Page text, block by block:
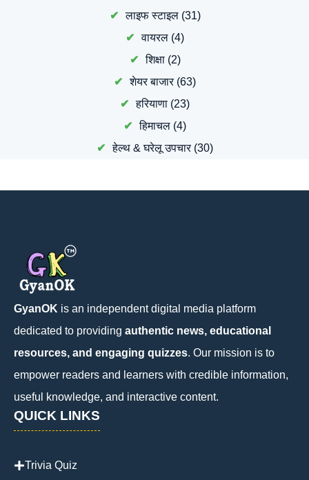
लाइफ स्टाइल(31)
वायरल (4)
शिक्षा(2)
शेयर बाजार(63)
हरियाणा (23)
हिमाचल (4)
हेल्थ & घरेलू उपचार(30)
GyanOK is an independent digital media platform
dedicated to providing authentic news, educational
resources, and engaging quizzes. Our mission is to
empower readers and learners with credible information,
useful knowledge, and interactive content.
QUICK LINKS
Trivia Quiz